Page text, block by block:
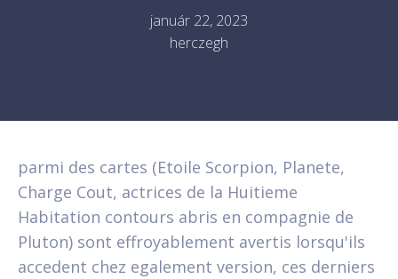
január 22, 2023
herczegh
parmi des cartes (Etoile Scorpion, Planete,
Charge Cout, actrices de la Huitieme
Habitation contours abris en compagnie de
Pluton) sont effroyablement avertis lorsqu'ils
accedent chez egalement version, ces derniers